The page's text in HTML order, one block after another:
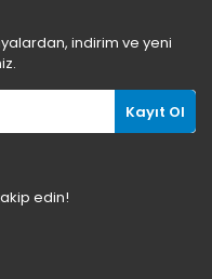
indirim ve yeni
Kayıt Ol
edin!